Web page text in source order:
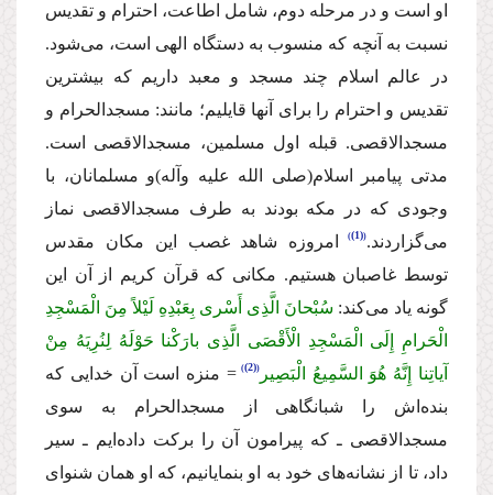
او است و در مرحله دوم، شامل اطاعت، احترام و تقدیس
نسبت به آنچه كه منسوب به دستگاه الهى است، مى‌شود.
در عالم اسلام چند مسجد و معبد داریم كه بیشترین
تقدیس و احترام را براى آنها قایلیم؛ مانند: مسجدالحرام و
مسجدالاقصى. قبله اول مسلمین، مسجدالاقصى است.
مدتى پیامبر اسلام(صلى الله علیه وآله)و مسلمانان، با
وجودى كه در مكه بودند به طرف مسجدالاقصى نماز
مى‌گزاردند. (1)
امروزه شاهد غصب این مكان مقدس
توسط غاصبان هستیم. مكانى كه قرآن كریم از آن این
گونه یاد مى‌كند: سُبْحانَ الَّذِی أَسْرى بِعَبْدِهِ لَیْلاً مِنَ الْمَسْجِدِ
الْحَرامِ إِلَى الْمَسْجِدِ الْأَقْصَى الَّذِی بارَكْنا حَوْلَهُ لِنُرِیَهُ مِنْ
آیاتِنا إِنَّهُ هُوَ السَّمِیعُ الْبَصِیر (2)
= منزه است آن خدایى كه
بنده‌اش را شبانگاهى از مسجدالحرام به سوى
مسجدالاقصى ـ كه پیرامون آن را بركت داده‌ایم ـ سیر
داد، تا از نشانه‌هاى خود به او بنمایانیم، كه او همان شنواى